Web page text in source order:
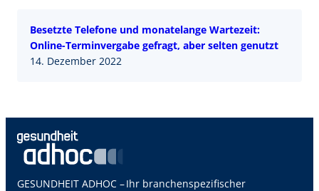
Besetzte Telefone und monatelange Wartezeit:
Online-Terminvergabe gefragt, aber selten genutzt
14. Dezember 2022
GESUNDHEIT ADHOC – Ihr branchenspezifischer